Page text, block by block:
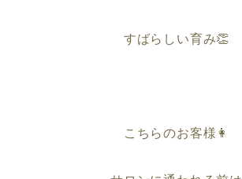
すばらしい育み👏
こちらのお客様👩